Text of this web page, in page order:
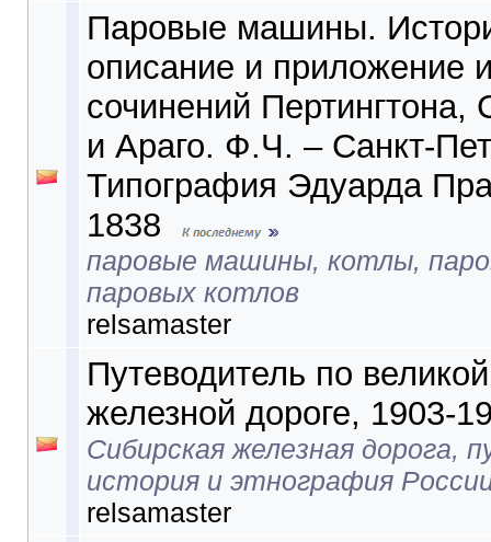
Паровые машины.
описание и приложение
сочинений Пертингтона,
и Араго. Ф.Ч. – Санкт-
Типография Эдуарда
1838
паровые машины, котлы,
паровых котлов
relsamaster
Путеводитель по
железной дороге, 1903-
Сибирская железная дорога,
история и этнография
relsamaster